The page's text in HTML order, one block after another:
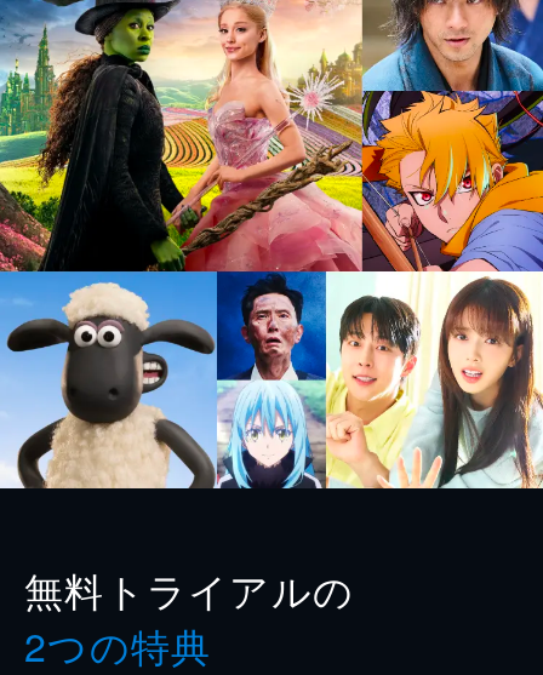
無料トライアルの
2つの特典